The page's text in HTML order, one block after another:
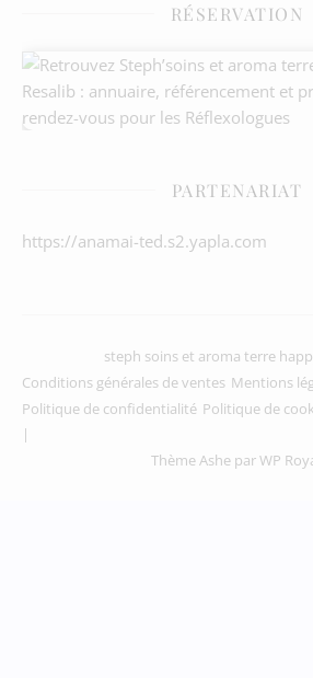
RÉSERVATION
PARTENARIAT
https://anamai-ted.s2.yapla.com
steph soins et aroma terre
Conditions générales de ventes Mentions
Politique de confidentialité Politique de
Thème Ashe parWP